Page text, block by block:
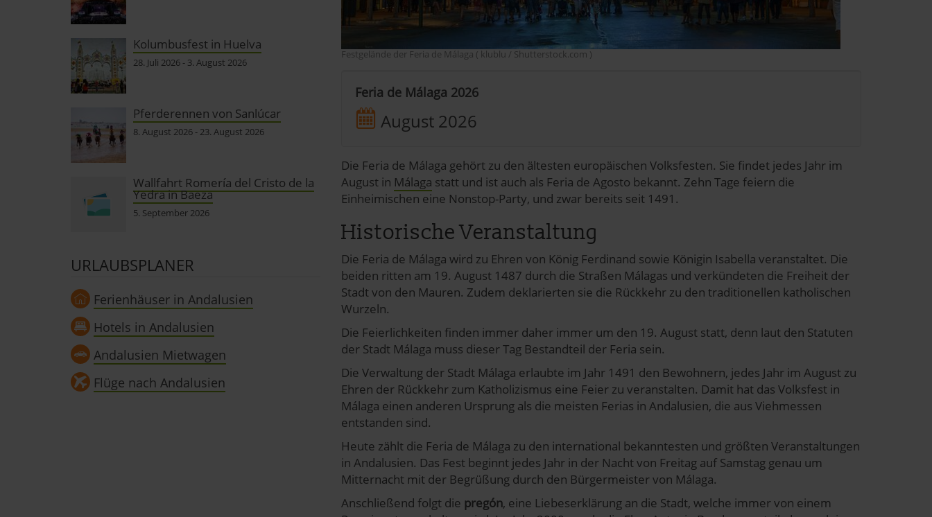
Festgelände der Feria de Málaga ( klublu / Shutterstock.com )
Feria de Málaga 2026
August 2026
Die Feria de Málaga gehört zu den ältesten europäischen Volksfesten. Sie findet jedes Jahr im
August in Málaga statt und ist auch als Feria de Agosto bekannt. Zehn Tage feiern die
Einheimischen eine Nonstop-Party, und zwar bereits seit 1491.
Historische Veranstaltung
Die Feria de Málaga wird zu Ehren von König Ferdinand sowie Königin Isabella veranstaltet. Die
beiden ritten am 19. August 1487 durch die Straßen Málagas und verkündeten die Freiheit der
Stadt von den Mauren. Zudem deklarierten sie die Rückkehr zu den traditionellen katholischen
Wurzeln.
Die Feierlichkeiten finden immer daher immer um den 19. August statt, denn laut den Statuten
der Stadt Málaga muss dieser Tag Bestandteil der Feria sein.
Die Verwaltung der Stadt Málaga erlaubte im Jahr 1491 den Bewohnern, jedes Jahr im August zu
Ehren der Rückkehr zum Katholizismus eine Feier zu veranstalten. Damit hat das Volksfest in
Málaga einen anderen Ursprung als die meisten Ferias in Andalusien, die aus Viehmessen
entstanden sind.
Heute zählt die Feria de Málaga zu den international bekanntesten und größten Veranstaltungen
in Andalusien. Das Fest beginnt jedes Jahr in der Nacht von Freitag auf Samstag genau um
Mitternacht mit der Begrüßung durch den Bürgermeister von Málaga.
Anschließend folgt die pregón, eine Liebeserklärung an die Stadt, welche immer von einem
Kolumbusfest in Huelva
28. Juli 2026 - 3. August 2026
Pferderennen von Sanlúcar
8. August 2026 - 23. August 2026
Wallfahrt Romería del Cristo de la
Yedra in Baeza
5. September 2026
URLAUBSPLANER
Ferienhäuser in Andalusien
Hotels in Andalusien
Andalusien Mietwagen
Flüge nach Andalusien